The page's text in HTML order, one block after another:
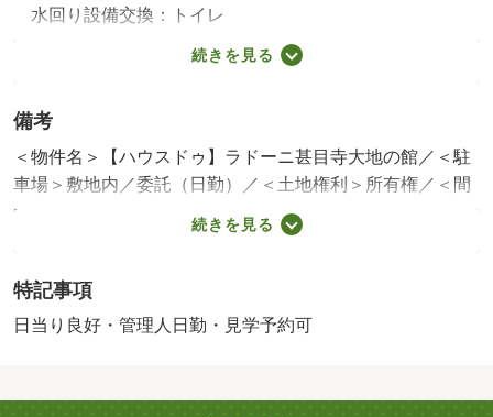
水回り設備交換：トイレ
内装リフォーム：壁・床
※年月は一番古いリフォーム箇所を表します
続きを見る
備考
＜物件名＞【ハウスドゥ】ラドーニ甚目寺大地の館／＜駐
車場＞敷地内／委託（日勤）／＜土地権利＞所有権／＜間
取り＞４ＬＤＫ／＜リフォーム＞●リフォーム：２０２５
年３月完了（水回り設備交換：トイレ、内装リフォーム：
特徴＞【月々７万円台～】住める◆小学校徒歩７分◆２０
２５年３月リフォーム施工、ＬＤＫ２０畳以上・内装リフ
1500円
続きを見る
特記事項
日当り良好・管理人日勤・見学予約可